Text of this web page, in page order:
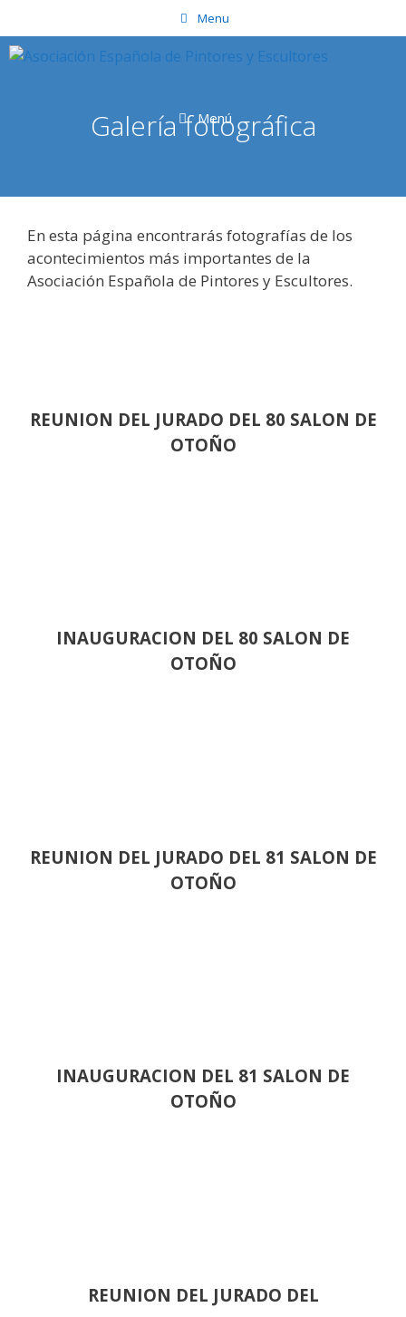
al
contenido
Menu
Menú
Galería fotográfica
En esta página encontrarás fotografías de los
acontecimientos más importantes de la
Asociación Española de Pintores y Escultores.
REUNION DEL JURADO DEL 80 SALON DE
OTOÑO
INAUGURACION DEL 80 SALON DE
OTOÑO
REUNION DEL JURADO DEL 81 SALON DE
OTOÑO
INAUGURACION DEL 81 SALON DE
OTOÑO
REUNION DEL JURADO DEL